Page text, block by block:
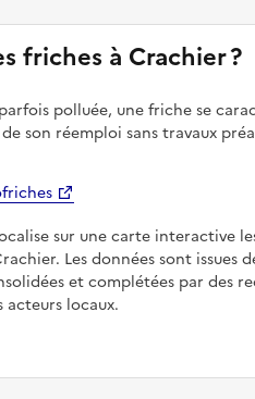
friches à Crachier ?
polluée, une friche se
son réemploi sans travaux
sur une carte interactive
Les données sont issues
et complétées par des
acteurs locaux.